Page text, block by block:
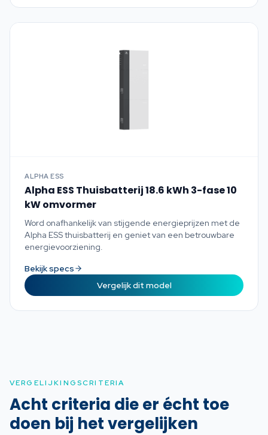
ALPHA ESS
Alpha ESS Thuisbatterij 18.6 kWh 3-fase 10
kW omvormer
Word onafhankelijk van stijgende energieprijzen met de
Alpha ESS thuisbatterij en geniet van een betrouwbare
energievoorziening.
Bekijk specs
Vergelijk dit model
VERGELIJKINGSCRITERIA
Acht criteria die er écht toe
doen bij het vergelijken